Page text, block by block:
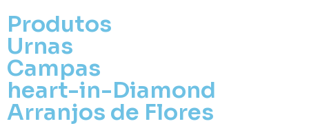
Produtos
Urnas
Campas
heart-in-Diamond
Arranjos de Flores